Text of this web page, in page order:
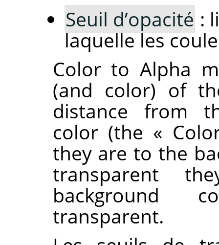
Seuil d’opacité :
laquelle les
Color to Alpha
(and color) of
distance from
color (the «
they are to the
transparent
background
transparent.